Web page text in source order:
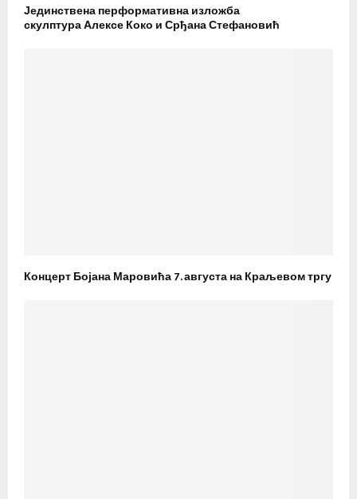
Јединствена перформативна изложба
скулптура Алексе Коко и Срђана Стефановић
Концерт Бојана Маровића 7. августа на Краљевом тргу